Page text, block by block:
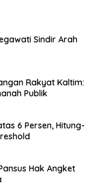
Sindir Arah
Rakyat Kaltim:
Publik
6 Persen, Hitung-
Hak Angket